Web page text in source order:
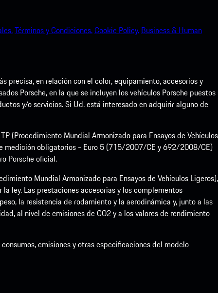
Términos y Condiciones.Cookie Policy. Business & Human
precisa, en relación con el color, equipamiento, accesorios y
Porsche, en la que se incluyen los vehículos Porsche puestos
y/o servicios. Si Ud. está interesado en adquirir alguno de
(Procedimiento Mundial Armonizado para Ensayos de Vehículos
medición obligatorios - Euro 5 (715/2007/CE y 692/2008/CE)
Porsche oficial.
Mundial Armonizado para Ensayos de Vehículos Ligeros),
ley. Las prestaciones accesorias y los complementos
la resistencia de rodamiento y la aerodinámica y, junto a las
al nivel de emisiones de CO2 y a los valores de rendimiento
emisiones y otras especificaciones del modelo